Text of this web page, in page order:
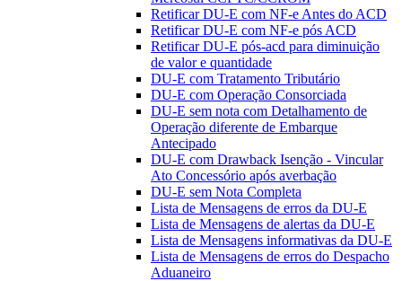
Retificar DU-E com NF-e Antes do ACD
Retificar DU-E com NF-e pós ACD
Retificar DU-E pós-acd para diminuição
de valor e quantidade
DU-E com Tratamento Tributário
DU-E com Operação Consorciada
DU-E sem nota com Detalhamento de
Operação diferente de Embarque
Antecipado
DU-E com Drawback Isenção - Vincular
Ato Concessório após averbação
DU-E sem Nota Completa
Lista de Mensagens de erros da DU-E
Lista de Mensagens de alertas da DU-E
Lista de Mensagens informativas da DU-E
Lista de Mensagens de erros do Despacho
Aduaneiro